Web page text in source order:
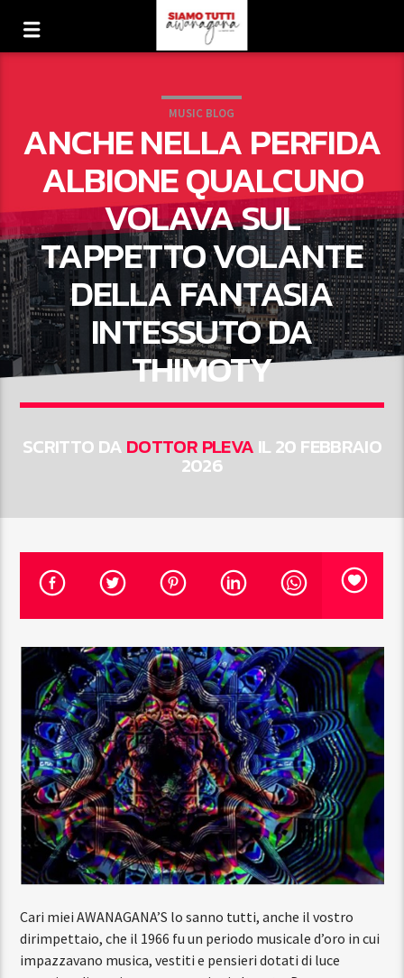
MUSIC BLOG
ANCHE NELLA PERFIDA
ALBIONE QUALCUNO
VOLAVA SUL
TAPPETTO VOLANTE
DELLA FANTASIA
INTESSUTO DA
THIMOTY
SCRITTO DADOTTOR PLEVAIL 20 FEBBRAIO
2026
Cari miei AWANAGANA’S lo sanno tutti, anche il vostro
dirimpettaio, che il 1966 fu un periodo musicale d’oro in cui
impazzavano musica, vestiti e pensieri dotati di luce